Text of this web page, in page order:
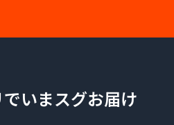
いまスグお届け